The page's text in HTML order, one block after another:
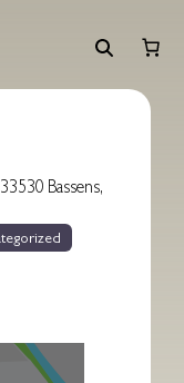
33530 Bassens,